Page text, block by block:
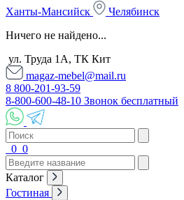
Ханты-Мансийск
Челябинск
Ничего не найдено...
ул. Труда 1А, ТК Кит
magaz-mebel@mail.ru
8 800-201-93-59
8-800-600-48-10 Звонок бесплатный
0 0
Каталог
Гостиная